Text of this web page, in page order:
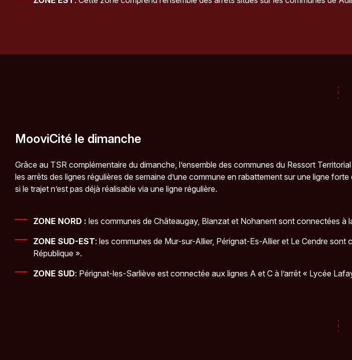
MooviCité le dimanche
Grâce au TSR complémentaire du dimanche, l’ensemble des communes du Ressort
les arrêts des lignes régulières de semaine d’une commune en rabattement sur une ligne
si le trajet n’est pas déjà réalisable via une ligne régulière.
ZONE NORD : les communes de Châteaugay, Blanzat et Nohanent sont connectées à
ZONE SUD-EST: les communes de Mur-sur-Allier, Pérignat-Es-Allier et Le Cendre
République ».
ZONE SUD: Pérignat-les-Sarliève est connectée aux lignes A et C à l’arrêt « Lycée